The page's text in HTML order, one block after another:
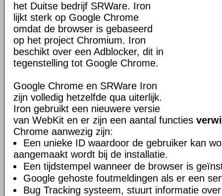
het Duitse bedrijf SRWare. Iron
lijkt sterk op Google Chrome
omdat de browser is gebaseerd
op het project Chromium. Iron
beschikt over een Adblocker, dit in
tegenstelling tot Google Chrome.
Google Chrome en SRWare Iron
zijn volledig hetzelfde qua uiterlijk.
Iron gebruikt een nieuwere versie
van WebKit en er zijn een aantal functies
Chrome aanwezig zijn:
Een unieke ID waardoor de gebruiker kan
aangemaakt wordt bij de installatie.
Een tijdstempel wanneer de browser is
Google gehoste foutmeldingen als er een
Bug Tracking systeem, stuurt informatie